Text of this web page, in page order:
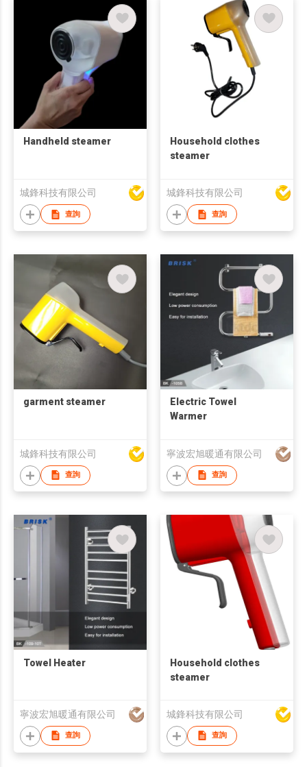
Handheld steamer
城鋒科技有限公司
查詢
Household clothes
steamer
城鋒科技有限公司
查詢
garment steamer
城鋒科技有限公司
查詢
Electric Towel
Warmer
寧波宏旭暖通有限公司
查詢
Towel Heater
寧波宏旭暖通有限公司
查詢
Household clothes
steamer
城鋒科技有限公司
查詢